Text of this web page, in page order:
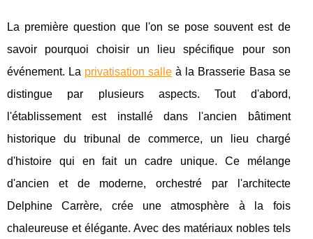
La première question que l'on se pose souvent est de
savoir pourquoi choisir un lieu spécifique pour son
événement. La privatisation salle à la Brasserie Basa se
distingue par plusieurs aspects. Tout d'abord,
l'établissement est installé dans l'ancien bâtiment
historique du tribunal de commerce, un lieu chargé
d'histoire qui en fait un cadre unique. Ce mélange
d'ancien et de moderne, orchestré par l'architecte
Delphine Carrère, crée une atmosphère à la fois
chaleureuse et élégante. Avec des matériaux nobles tels